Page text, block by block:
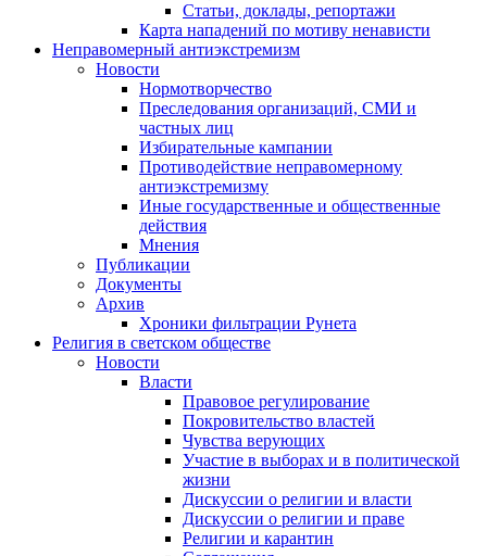
Статьи, доклады, репортажи
Карта нападений по мотиву ненависти
Неправомерный антиэкстремизм
Новости
Нормотворчество
Преследования организаций, СМИ и
частных лиц
Избирательные кампании
Противодействие неправомерному
антиэкстремизму
Иные государственные и общественные
действия
Мнения
Публикации
Документы
Архив
Хроники фильтрации Рунета
Религия в светском обществе
Новости
Власти
Правовое регулирование
Покровительство властей
Чувства верующих
Участие в выборах и в политической
жизни
Дискуссии о религии и власти
Дискуссии о религии и праве
Религии и карантин